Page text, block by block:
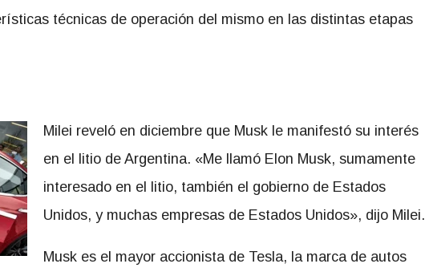
técnicas de operación del mismo en las distintas etapas
Milei reveló en diciembre que Musk le manifestó su interés
en el litio de Argentina. «Me llamó Elon Musk, sumamente
interesado en el litio, también el gobierno de Estados
Unidos, y muchas empresas de Estados Unidos», dijo Milei.
Musk es el mayor accionista de Tesla, la marca de autos